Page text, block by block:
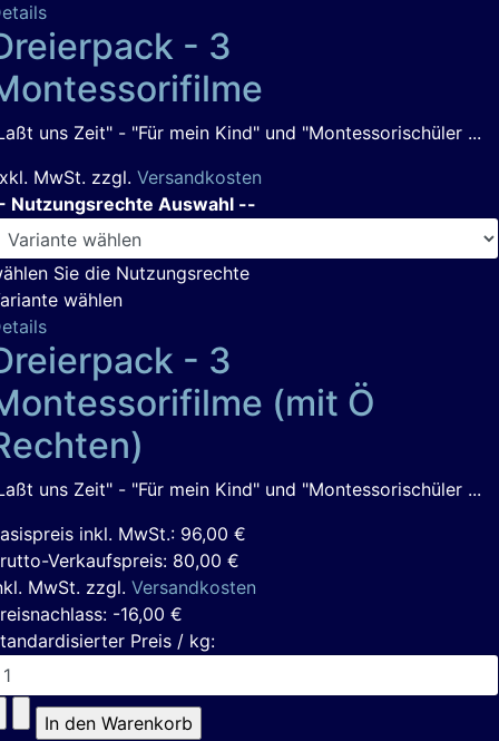
- 3
uns Zeit" - "Für mein Kind" und "Montessorischüler ...
MwSt. zzgl. Versandkosten
Nutzungsrechte Auswahl --
Sie die Nutzungsrechte
wählen
- 3
(mit Ö
uns Zeit" - "Für mein Kind" und "Montessorischüler ...
inkl. MwSt.: 96,00 €
Verkaufspreis: 80,00 €
MwSt. zzgl. Versandkosten
-16,00 €
Preis / kg: